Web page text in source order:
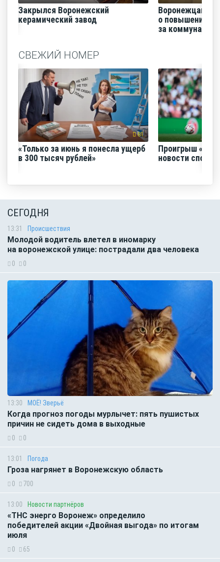
Закрылся Воронежский
керамический завод
Воронежцам
о повышении
за
СВЕЖИЙ НОМЕР
81
«Только за июнь я понесла ущерб
в 300 тысяч рублей»
Проигрыш
новости
СЕГОДНЯ
13:31 Происшествия
Молодой водитель влетел в иномарку
на воронежской улице: пострадали два человека
0 0
13:30 МОЁ! Зверьё
Когда прогноз погоды мурлычет: пять пушистых
причин не сидеть дома в выходные
0 0
13:01 Погода
Гроза нагрянет в Воронежскую область
0 700
13:00 Новости партнёров
«ТНС энерго Воронеж» определило
победителей акции «Двойная выгода» по итогам
июля
0 65